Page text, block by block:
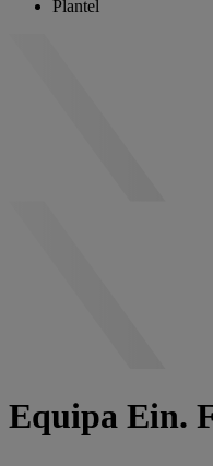
Plantel
Equipa Ein.